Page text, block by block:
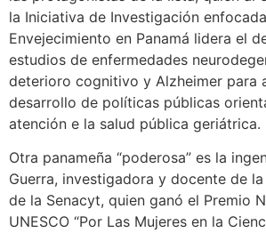
la Iniciativa de Investigación
Envejecimiento en Panamá lidera el
estudios de enfermedades
deterioro cognitivo y Alzheimer para
desarrollo de políticas públicas
atención e la salud pública geriátrica.
Otra panameña “poderosa” es la
Guerra, investigadora y docente de
de la Senacyt, quien ganó el Premio
UNESCO “Por Las Mujeres en la